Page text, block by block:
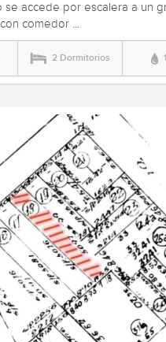
se accede por escalera a un
comedor ...
2 Dormitorios